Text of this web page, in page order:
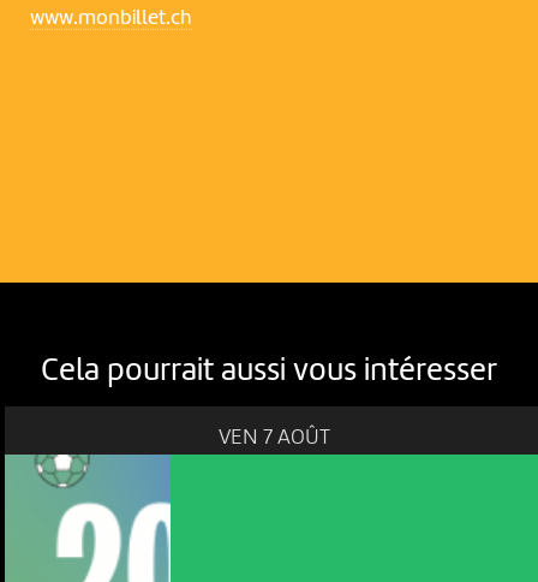
www.monbillet.ch
Cela pourrait aussi vous intéresser
VEN 7 AOÛT